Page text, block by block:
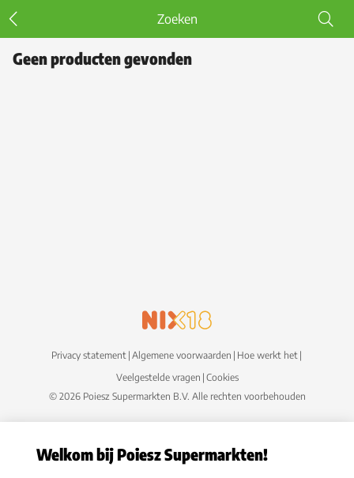
Zoeken
Geen producten gevonden
Privacy statement | Algemene voorwaarden | Hoe werkt het |
Veelgestelde vragen | Cookies
© 2026 Poiesz Supermarkten B.V. Alle rechten voorbehouden
Welkom bij Poiesz Supermarkten!